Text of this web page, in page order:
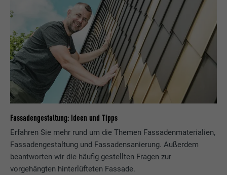
Fassadengestaltung: Ideen und Tipps
Erfahren Sie mehr rund um die Themen Fassadenmaterialien,
Fassadengestaltung und Fassadensanierung. Außerdem
beantworten wir die häufig gestellten Fragen zur
vorgehängten hinterlüfteten Fassade.